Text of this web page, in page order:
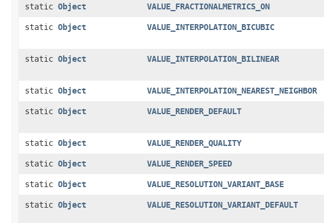
static Object VALUE_FRACTIONALMETRICS_ON
static Object VALUE_INTERPOLATION_BICUBIC
static Object VALUE_INTERPOLATION_BILINEAR
static Object VALUE_INTERPOLATION_NEAREST_NEIGHBOR
static Object VALUE_RENDER_DEFAULT
static Object VALUE_RENDER_QUALITY
static Object VALUE_RENDER_SPEED
static Object VALUE_RESOLUTION_VARIANT_BASE
static Object VALUE_RESOLUTION_VARIANT_DEFAULT